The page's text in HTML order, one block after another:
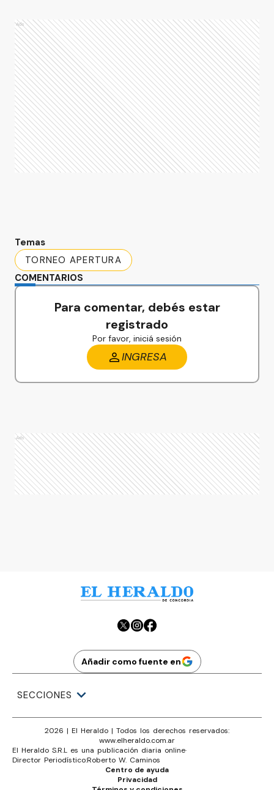
Ads
Temas
TORNEO APERTURA
COMENTARIOS
Para comentar, debés estar
registrado
Por favor, iniciá sesión
INGRESA
Ads
Añadir como fuente en
SECCIONES
2026 | El Heraldo | Todos los derechos reservados:
www.elheraldo.com.ar
El Heraldo S.R.L es una publicación diaria online·
Director Periodístico:Roberto W. Caminos
Privacidad
Centro de ayuda